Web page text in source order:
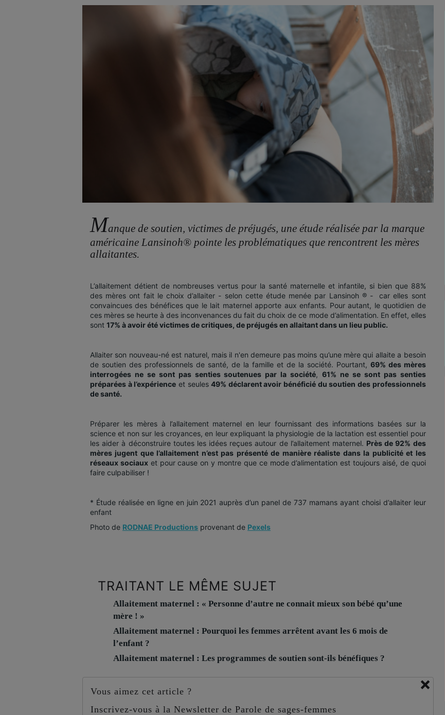
Manque de soutien, victimes de préjugés, une étude réalisée par la marque
américaine Lansinoh® pointe les problématiques que rencontrent les mères
allaitantes.
L’allaitement détient de nombreuses vertus pour la santé maternelle et infantile, si bien que 88%
des mères ont fait le choix d’allaiter - selon cette étude menée par Lansinoh ® - car elles sont
convaincues des bénéfices que le lait maternel apporte aux enfants. Pour autant, le quotidien de
ces mères se heurte à des inconvenances du fait du choix de ce mode d’alimentation. En effet, elles
sont 17% à avoir été victimes de critiques, de préjugés en allaitant dans un lieu public.
Allaiter son nouveau-né est naturel, mais il n'en demeure pas moins qu’une mère qui allaite a besoin
de soutien des professionnels de santé, de la famille et de la société. Pourtant, 69% des mères
interrogées ne se sont pas senties soutenues par la société,61% ne se sont pas senties
préparées à l’expérience et seules49% déclarent avoir bénéficié du soutien des professionnels
de santé.
Préparer les mères à l’allaitement maternel en leur fournissant des informations basées sur la
science et non sur les croyances, en leur expliquant la physiologie de la lactation est essentiel pour
les aider à déconstruire toutes les idées reçues autour de l’allaitement maternel. Près de 92% des
mères jugent que l’allaitement n’est pas présenté de manière réaliste dans la publicité et les
réseaux sociauxet pour cause on y montre que ce mode d’alimentation est toujours aisé, de quoi
faire culpabiliser !
* Étude réalisée en ligne en juin 2021 auprès d’un panel de 737 mamans ayant choisi d’allaiter leur
enfant
Photo de RODNAE Productions provenant de Pexels
TRAITANT LE MÊME SUJET
Allaitement maternel : « Personne d’autre ne connait mieux son bébé qu’une
mère ! »
Allaitement maternel : Pourquoi les femmes arrêtent avant les 6 mois de
l’enfant ?
Allaitement maternel : Les programmes de soutien sont-ils bénéfiques ?
×
Vous aimez cet article ?
Inscrivez-vous à la Newsletter de Parole de sages-femmes